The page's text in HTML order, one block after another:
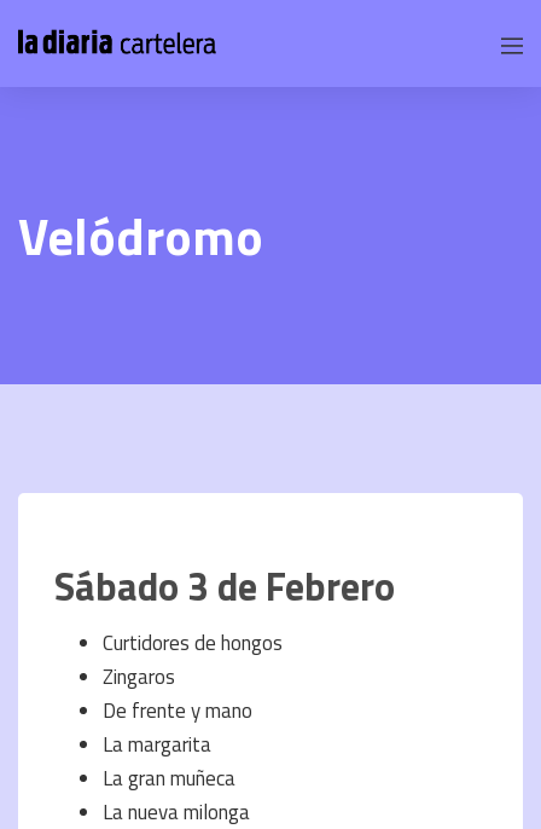
Velódromo
Sábado 3 de Febrero
Curtidores de hongos
Zingaros
De frente y mano
La margarita
La gran muñeca
La nueva milonga